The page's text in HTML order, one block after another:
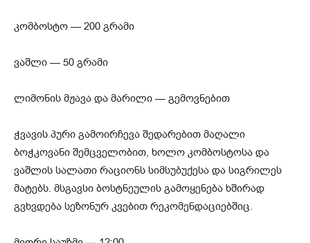
კომბოსტო — 200 გრამი
ვაშლი — 50 გრამი
ლიმონის მჟავა და მარილი — გემოვნებით
ჭვავის პური გამოირჩევა შედარებით მაღალი
ბოჭკოვანი შემცველობით, ხოლო კომბოსტოსა და
ვაშლის სალათი რაციონს სიმსუბუქესა და სიგრილეს
მატებს. მსგავსი ბოსტნეულის გამოყენება ხშირად
გვხვდება სეზონურ კვებით რეკომენდაციებშიც.